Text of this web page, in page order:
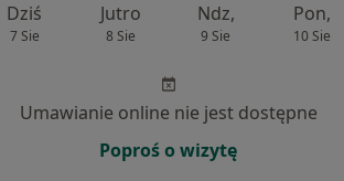
Dziś
7 Sie
Jutro
8 Sie
Ndz,
9 Sie
Pon,
10 Sie
Umawianie online nie jest dostępne
Poproś o wizytę